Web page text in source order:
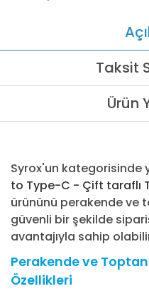
Taksit
Ürün
Syrox'un kategorisinde
to Type-C - Çift taraflı
ürününü perakende ve
güvenli bir şekilde
avantajıyla sahip
Perakende ve
Özellikleri